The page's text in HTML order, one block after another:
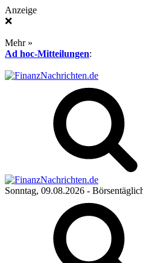
Anzeige
❌
Mehr »
Ad hoc-Mitteilungen:
Sonntag, 09.08.2026 -